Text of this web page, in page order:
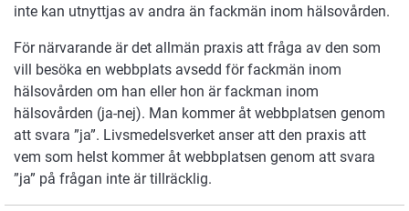
inte kan utnyttjas av andra än fackmän inom hälsovården.
För närvarande är det allmän praxis att fråga av den som
vill besöka en webbplats avsedd för fackmän inom
hälsovården om han eller hon är fackman inom
hälsovården (ja-nej). Man kommer åt webbplatsen genom
att svara ”ja”. Livsmedelsverket anser att den praxis att
vem som helst kommer åt webbplatsen genom att svara
”ja” på frågan inte är tillräcklig.